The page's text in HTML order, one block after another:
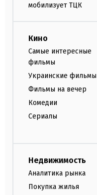
мобилизует ТЦК
Кино
Самые интересные
фильмы
Украинские фильмы
Фильмы на вечер
Комедии
Сериалы
Недвижимость
Аналитика рынка
Покупка жилья